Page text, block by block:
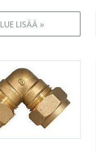
LUE LISÄÄ »